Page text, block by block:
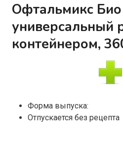
Офтальмикс Био
универсальный
контейнером,
Форма выпуска:
Отпускается без рецепта